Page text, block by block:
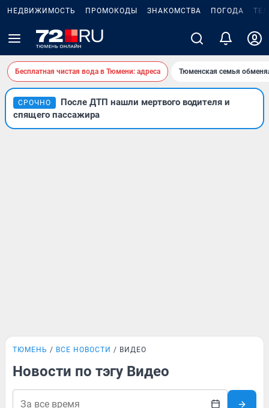
НЕДВИЖИМОСТЬ ПРОМОКОДЫ ЗНАКОМСТВА ПОГОДА
Бесплатная чистая вода в Тюмени: адреса Тюменская семья
СРОЧНО
После ДТП нашли мертвого водителя и
спящего пассажира
ТЮМЕНЬ ВСЕ НОВОСТИ ВИДЕО
Новости по тэгу Видео